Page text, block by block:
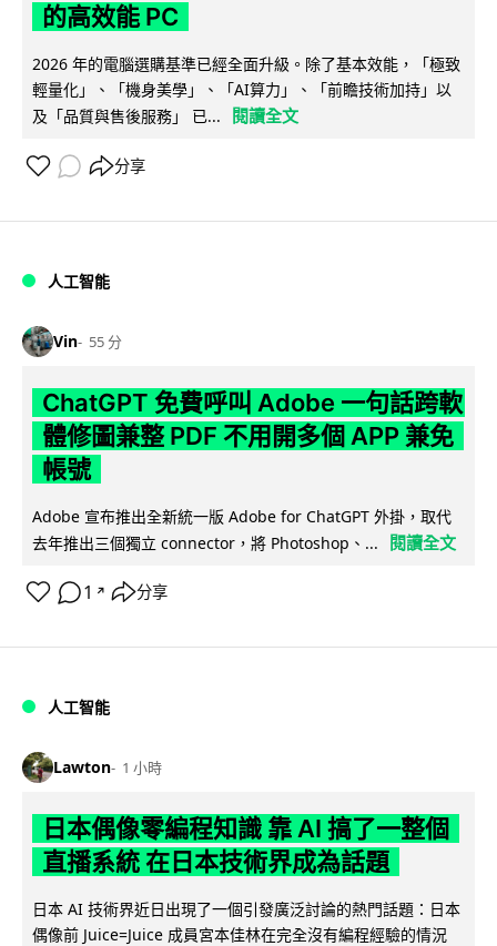
的高效能 PC
2026 年的電腦選購基準已經全面升級。除了基本效能，「極致
輕量化」、「機身美學」、「AI算力」、「前瞻技術加持」以
及「品質與售後服務」 已...
閱讀全文
分享
人工智能
Vin 55 分
ChatGPT 免費呼叫 Adobe 一句話跨軟
體修圖兼整 PDF 不用開多個 APP 兼免
帳號
Adobe 宣布推出全新統一版 Adobe for ChatGPT 外掛，取代
去年推出三個獨立 connector，將 Photoshop、...
閱讀全文
1 ↗ 分享
人工智能
Lawton 1 小時
日本偶像零編程知識 靠 AI 搞了一整個
直播系統 在日本技術界成為話題
日本 AI 技術界近日出現了一個引發廣泛討論的熱門話題：日本
偶像前 Juice=Juice 成員宮本佳林在完全沒有編程經驗的情況